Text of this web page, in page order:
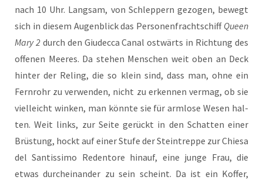
nach 10 Uhr. Lang­sam, von Schlep­pern gezo­gen, bewegt
sich in die­sem Augen­blick das Per­so­nen­fracht­schiff Queen
Mary 2durch den Giudec­ca Canal ost­wärts in Rich­tung des
offe­nen Mee­res. Da ste­hen Men­schen weit oben an Deck
hin­ter der Reling, die so klein sind, dass man, ohne ein
Fern­rohr zu ver­wen­den, nicht zu erken­nen ver­mag, ob sie
viel­leicht win­ken, man könn­te sie für arm­lo­se Wesen hal­
ten. Weit links, zur Sei­te gerückt in den Schat­ten einer
Brüs­tung, hockt auf einer Stu­fe der Stein­trep­pe zur Chie­sa
del San­tis­si­mo Reden­to­re hin­auf, eine jun­ge Frau, die
etwas durch­ein­an­der zu sein scheint. Da ist ein Kof­fer,